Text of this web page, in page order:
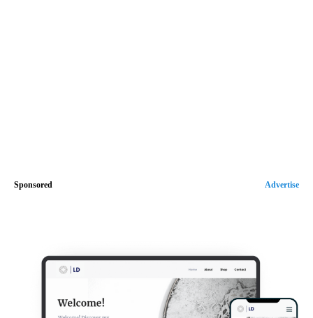
Sponsored Advertise